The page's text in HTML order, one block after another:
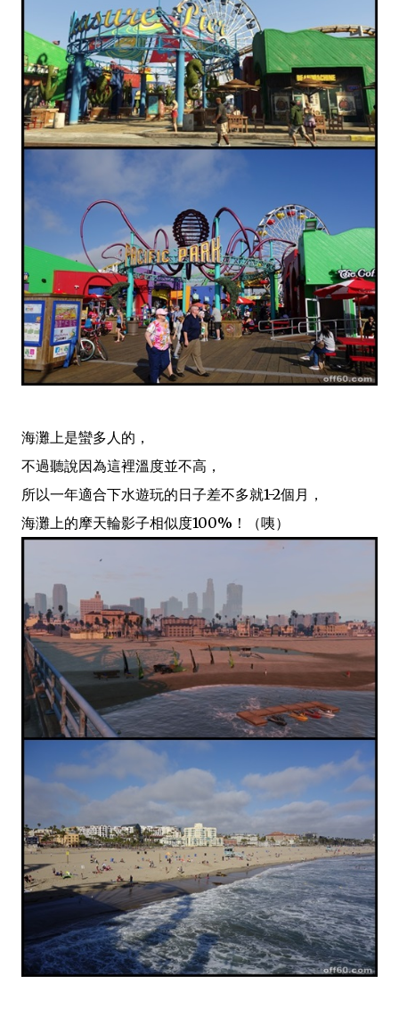
海灘上是蠻多人的，
不過聽說因為這裡溫度並不高，
所以一年適合下水遊玩的日子差不多就1-2個月，
海灘上的摩天輪影子相似度100%！（咦）